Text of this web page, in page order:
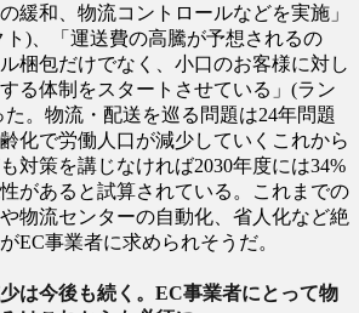
緩和、物流コントロールなどを実施」
)、「運送費の高騰が予想されるの
梱包だけでなく、小口のお客様に対し
る体制をスタートさせている」(ラン
た。物流・配送を巡る問題は24年問題
化で労働人口が減少していくこれから
対策を講じなければ2030年度には34%
があると試算されている。これまでの
物流センターの自動化、省人化など絶
EC事業者に求められそうだ。
は今後も続く。EC事業者にとって物